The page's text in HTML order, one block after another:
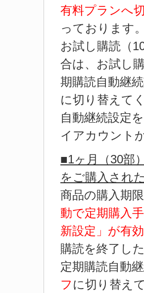
有料プランへ
っております
お試し購読（
合は、お試し
期購読自動継
に切り替えて
自動継続設定
イアカウント
■1ヶ月（30部
をご購入され
商品の購入期
動で定期購入
新設定」が有効
購読を終了し
定期購読自動
フ に切り替え